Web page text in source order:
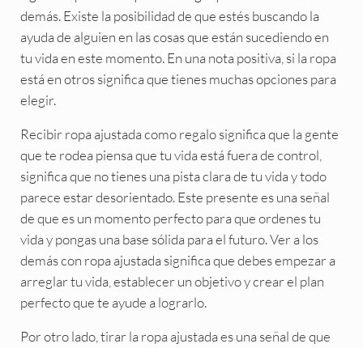
demás. Existe la posibilidad de que estés buscando la
ayuda de alguien en las cosas que están sucediendo en
tu vida en este momento. En una nota positiva, si la ropa
está en otros significa que tienes muchas opciones para
elegir.
Recibir ropa ajustada como regalo significa que la gente
que te rodea piensa que tu vida está fuera de control,
significa que no tienes una pista clara de tu vida y todo
parece estar desorientado. Este presente es una señal
de que es un momento perfecto para que ordenes tu
vida y pongas una base sólida para el futuro. Ver a los
demás con ropa ajustada significa que debes empezar a
arreglar tu vida, establecer un objetivo y crear el plan
perfecto que te ayude a lograrlo.
Por otro lado, tirar la ropa ajustada es una señal de que